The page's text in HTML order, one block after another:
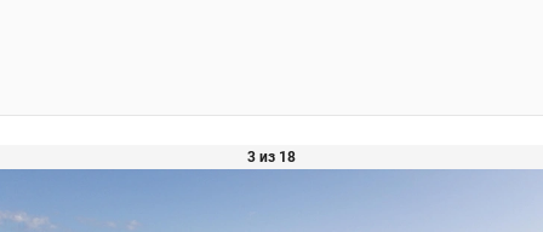
3 из 18